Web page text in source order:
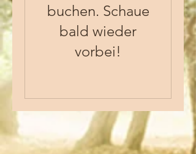
buchen. Schaue
bald wieder
vorbei!